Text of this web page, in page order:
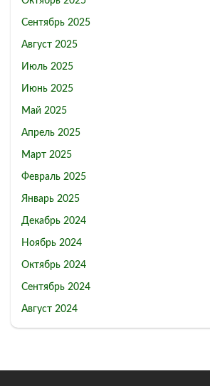
Сентябрь 2025
Август 2025
Июль 2025
Июнь 2025
Май 2025
Апрель 2025
Март 2025
Февраль 2025
Январь 2025
Декабрь 2024
Ноябрь 2024
Октябрь 2024
Сентябрь 2024
Август 2024